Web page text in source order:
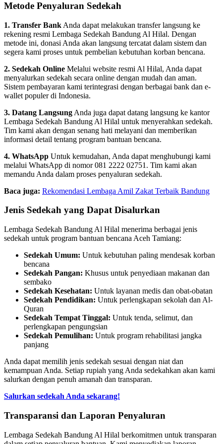
Metode Penyaluran Sedekah
1. Transfer Bank Anda dapat melakukan transfer langsung ke
rekening resmi Lembaga Sedekah Bandung Al Hilal. Dengan
metode ini, donasi Anda akan langsung tercatat dalam sistem dan
segera kami proses untuk pembelian kebutuhan korban bencana.
2. Sedekah Online Melalui website resmi Al Hilal, Anda dapat
menyalurkan sedekah secara online dengan mudah dan aman.
Sistem pembayaran kami terintegrasi dengan berbagai bank dan e-
wallet populer di Indonesia.
3. Datang Langsung Anda juga dapat datang langsung ke kantor
Lembaga Sedekah Bandung Al Hilal untuk menyerahkan sedekah.
Tim kami akan dengan senang hati melayani dan memberikan
informasi detail tentang program bantuan bencana.
4. WhatsApp Untuk kemudahan, Anda dapat menghubungi kami
melalui WhatsApp di nomor 081 2222 02751. Tim kami akan
memandu Anda dalam proses penyaluran sedekah.
Baca juga: Rekomendasi Lembaga Amil Zakat Terbaik Bandung
Jenis Sedekah yang Dapat Disalurkan
Lembaga Sedekah Bandung Al Hilal menerima berbagai jenis
sedekah untuk program bantuan bencana Aceh Tamiang:
Sedekah Umum: Untuk kebutuhan paling mendesak korban
bencana
Sedekah Pangan: Khusus untuk penyediaan makanan dan
sembako
Sedekah Kesehatan: Untuk layanan medis dan obat-obatan
Sedekah Pendidikan: Untuk perlengkapan sekolah dan Al-
Quran
Sedekah Tempat Tinggal: Untuk tenda, selimut, dan
perlengkapan pengungsian
Sedekah Pemulihan: Untuk program rehabilitasi jangka
panjang
Anda dapat memilih jenis sedekah sesuai dengan niat dan
kemampuan Anda. Setiap rupiah yang Anda sedekahkan akan kami
salurkan dengan penuh amanah dan transparan.
Salurkan sedekah Anda sekarang!
Transparansi dan Laporan Penyaluran
Lembaga Sedekah Bandung Al Hilal berkomitmen untuk transparan